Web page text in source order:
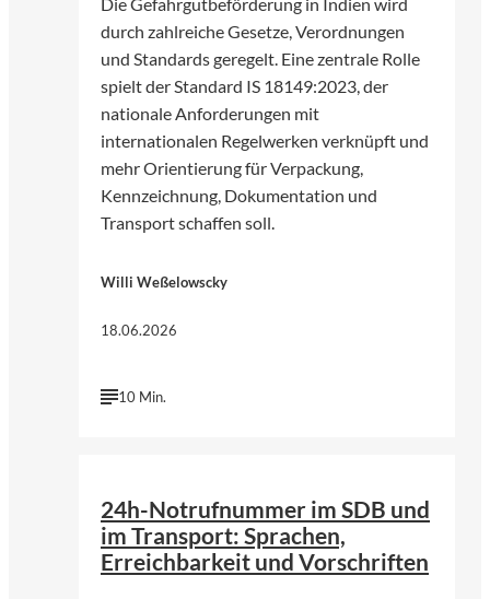
durch zahlreiche Gesetze, Verordnungen
und Standards geregelt. Eine zentrale Rolle
spielt der Standard IS 18149:2023, der
nationale Anforderungen mit
internationalen Regelwerken verknüpft und
mehr Orientierung für Verpackung,
Kennzeichnung, Dokumentation und
Transport schaffen soll.
Willi Weßelowscky
18.06.2026
10 Min.
24h-Notrufnummer im SDB und
im Transport: Sprachen,
Erreichbarkeit und Vorschriften